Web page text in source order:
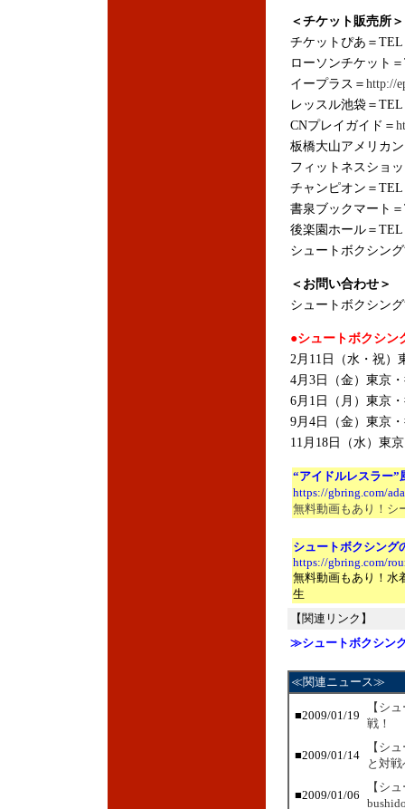
＜チケット販売所＞
チケットぴあ＝TEL
ローソンチケット
イープラス＝ http://
レッスル池袋＝TEL
CNプレイガイド＝
板橋大山アメリカ
フィットネスショ
チャンピオン＝TEL
書泉ブックマート
後楽園ホール＝TEL
シュートボクシン
＜お問い合わせ＞
シュートボクシン
●シュートボクシン
2月11日（水・祝）
4月3日（金）東京
6月1日（月）東京
9月4日（金）東京
11月18日（水）東
“アイドルレスラー”
https://gbring.com/
無料動画もあり！シ
シュートボクシング
https://gbring.com/
無料動画もあり！水
生
【関連リンク】
≫シュートボクシン
≪関連ニュース≫
■2009/01/19
【シ
戦！
■2009/01/14
【シ
と対戦
■2009/01/06
【シ